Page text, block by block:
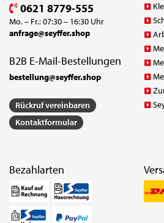
0621 8779-555
Mo. – Fr.: 07:30 – 16:30 Uhr
anfrage@seyffer.shop
B2B E-Mail-Bestellungen
bestellung@seyffer.shop
Rückruf vereinbaren
Kontaktformular
Bezahlarten